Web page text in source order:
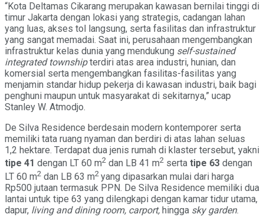
“Kota Deltamas Cikarang merupakan kawasan bernilai tinggi di
timur Jakarta dengan lokasi yang strategis, cadangan lahan
yang luas, akses tol langsung, serta fasilitas dan infrastruktur
yang sangat memadai. Saat ini, perusahaan mengembangkan
infrastruktur kelas dunia yang mendukung self-sustained
integrated townshipterdiri atas area industri, hunian, dan
komersial serta mengembangkan fasilitas-fasilitas yang
menjamin standar hidup pekerja di kawasan industri, baik bagi
penghuni maupun untuk masyarakat di sekitarnya,” ucap
Stanley W. Atmodjo.
De Silva Residence berdesain modern kontemporer serta
memiliki tata ruang nyaman dan berdiri di atas lahan seluas
1,2 hektare. Terdapat dua jenis rumah di klaster tersebut, yakni
tipe 41 dengan LT 60 m2 dan LB 41 m2 serta tipe 63 dengan
LT 60 m2 dan LB 63 m2 yang dipasarkan mulai dari harga
Rp500 jutaan termasuk PPN. De Silva Residence memiliki dua
lantai untuk tipe 63 yang dilengkapi dengan kamar tidur utama,
dapur, living and dining room, carport, hingga sky garden.